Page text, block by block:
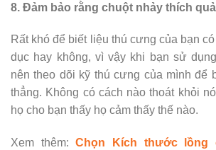
8. Đảm bảo rằng chuột nhảy thích
Rất khó để biết liệu thú cưng của bạn
dục hay không, vì vậy khi bạn sử
nên theo dõi kỹ thú cưng của mình để
thẳng. Không có cách nào thoát khỏi
họ cho bạn thấy họ cảm thấy thế nào.
Xem thêm:Chọn Kích thước lồng